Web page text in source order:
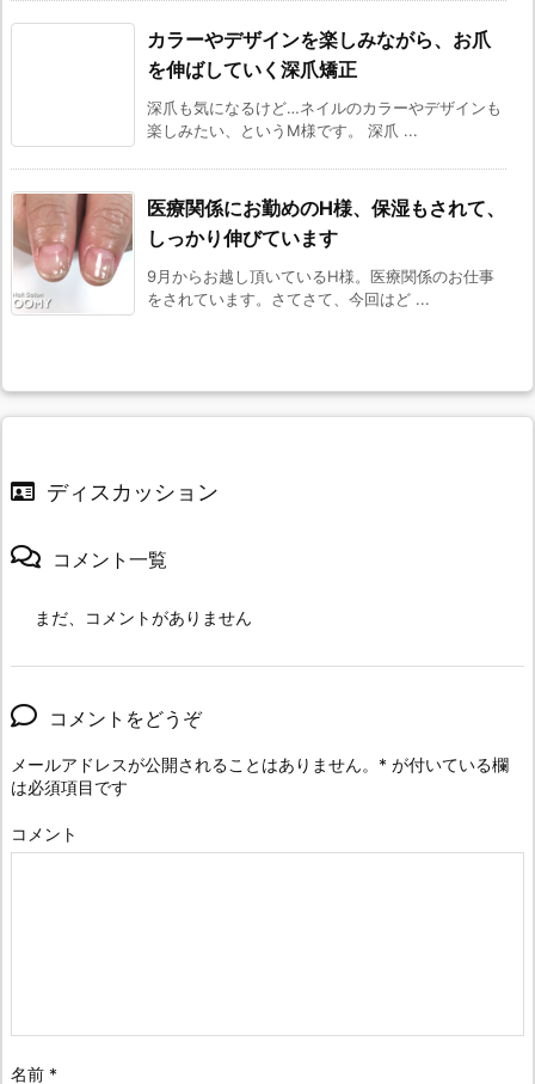
カラーやデザインを楽しみながら、お爪
を伸ばしていく深爪矯正
深爪も気になるけど…ネイルのカラーやデザインも
楽しみたい、というM様です。 深爪 ...
医療関係にお勤めのH様、保湿もされて、
しっかり伸びています
9月からお越し頂いているH様。医療関係のお仕事
をされています。さてさて、今回はど ...
ディスカッション
コメント一覧
まだ、コメントがありません
コメントをどうぞ
メールアドレスが公開されることはありません。 * が付いている欄
は必須項目です
コメント
名前 *